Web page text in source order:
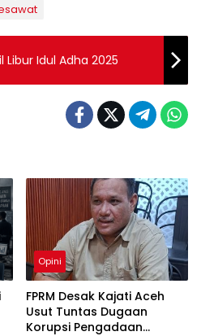
Libur Idul Adha 2025
Opini
FPRM Desak Kajati Aceh
Usut Tuntas Dugaan
Korupsi Pengadaan